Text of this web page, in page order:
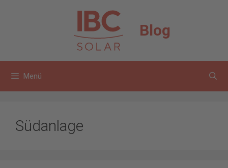
Blog
Menü
Südanlage